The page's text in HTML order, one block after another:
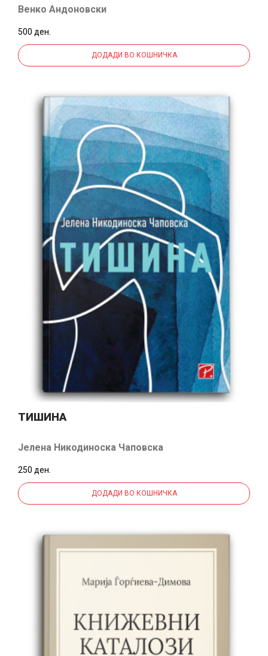
Венко Андоновски
500 ден.
ДОДАДИ ВО КОШНИЧКА
ТИШИНА
Јелена Никодиноска Чаповска
250 ден.
ДОДАДИ ВО КОШНИЧКА